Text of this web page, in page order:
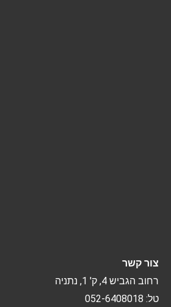
צור קשר
רחוב הגביש 4, ק' 1, נתניה
טל: 052-6408018